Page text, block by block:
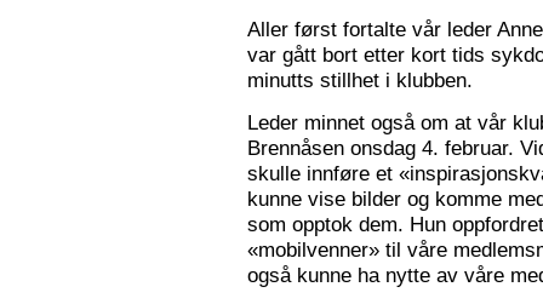
Aller først fortalte vår leder
var gått bort etter kort tids
minutts stillhet i klubben.
Leder minnet også om at vår
Brennåsen onsdag 4. februar.
skulle innføre et
kunne vise bilder og komme
som opptok dem. Hun
«mobilvenner» til våre
også kunne ha nytte av våre